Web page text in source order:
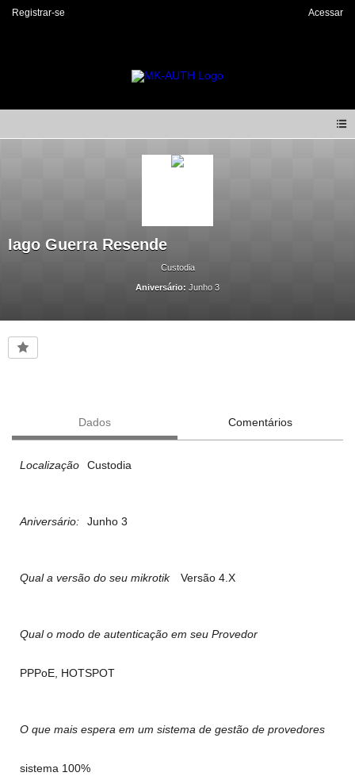
Registrar-se Acessar
Iago Guerra Resende
Custodia
Aniversário: Junho 3
Dados Comentários
Localização Custodia
Aniversário: Junho 3
Qual a versão do seu mikrotik Versão 4.X
Qual o modo de autenticação em seu Provedor
PPPoE, HOTSPOT
O que mais espera em um sistema de gestão de provedores
sistema 100%